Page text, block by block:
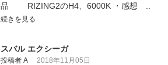
品 RIZING2のH4、6000K ・感想 ..
続きを見る
スバル エクシーガ
投稿者 A 2018年11月05日